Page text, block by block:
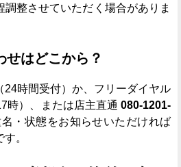
調整させていただく場合がありま
せはどこから？
（24時間受付）か、フリーダイヤル
時）、または店主直通 080-1201-
・状態をお知らせいただければ
。